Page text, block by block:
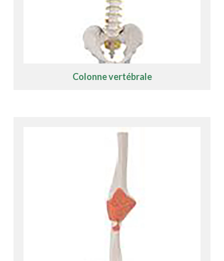
Colonne vertébrale